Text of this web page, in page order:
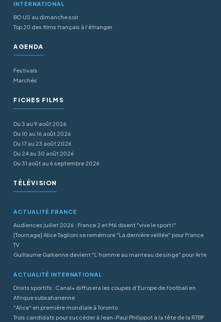
INTERNATIONAL
BO US au dimanche soir
Top 20 des films français à l’étranger
AGENDA
Festivals
Marchés
FICHES FILMS
Du 3 au 9 août 2026
Du 10 au 16 août 2026
Du 17 au 23 août 2026
Du 24 au 30 août 2026
Du 31 août au 6 septembre 2026
TÉLÉVISION
ACTUALITÉ FRANCE
Audiences juillet 2026 : France 2 et M6 disent "vive le sport !"
[Tournage] Alice Taglioni se remémore "La dernière veillée" pour France
TV
Guillaume Gallienne devient "L’homme au manteau de singe" pour Arte
ACTUALITÉ INTERNATIONAL
Droits sportifs : Canal+ diffusera les coupes d’Europe de football en
Afrique subsaharienne
"Alice" en première mondiale à Toronto
Trois candidats pour succéder à Jean-Paul Philippot à la tête de la RTBF